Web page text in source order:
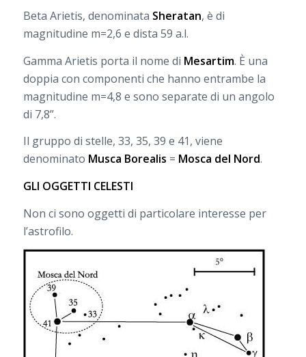
Beta Arietis, denominata Sheratan, è di
magnitudine m=2,6 e dista 59 a.l.
Gamma Arietis porta il nome di Mesartim. È una
doppia con componenti che hanno entrambe la
magnitudine m=4,8 e sono separate di un angolo
di 7,8”.
Il gruppo di stelle, 33, 35, 39 e 41, viene
denominato Musca Borealis = Mosca del Nord.
GLI OGGETTI CELESTI
Non ci sono oggetti di particolare interesse per
l’astrofilo.